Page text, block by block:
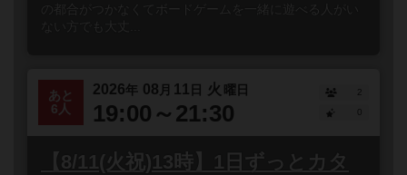
の都合がつかなくてボードゲームを一緒に遊べる人がい
ない方でも大丈...
あと
6人
2026年 08 月 11 日 火 曜日
19:00～21:30
2
【8/11(火祝)13時】1日ずっとカタ